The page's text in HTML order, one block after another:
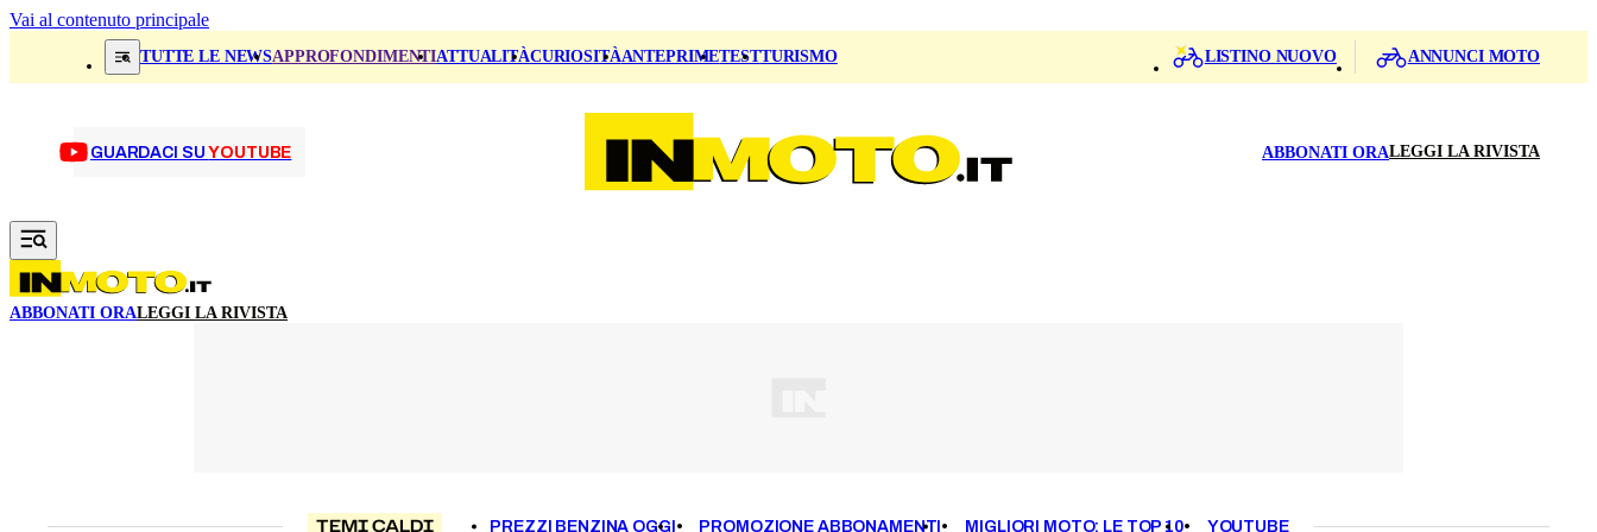
Vai al contenuto principale
TUTTE LE NEWSAPPROFONDIMENTIATTUALITÀCURIOSITÀANTEPRIMETESTTURISMO LISTINO NUOVO ANNUNCI MOTO
GUARDACI SUYOUTUBE ABBONATI ORALEGGI LA RIVISTA
ABBONATI ORALEGGI LA RIVISTA
TEMI CALDI PREZZI BENZINA OGGI PROMOZIONE ABBONAMENTI MIGLIORI MOTO: LE TOP 10 YOUTUBE